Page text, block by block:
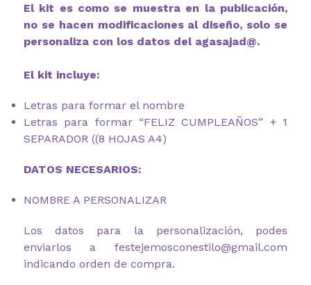
El kit es como se muestra en la publicación,
no se hacen modificaciones al diseño, solo se
personaliza con los datos del agasajad@.
El kit incluye:
Letras para formar el nombre
Letras para formar “FELIZ CUMPLEAÑOS” + 1
SEPARADOR ((8 HOJAS A4)
DATOS NECESARIOS:
NOMBRE A PERSONALIZAR
Los datos para la personalización, podes
enviarlos a festejemosconestilo@gmail.com
indicando orden de compra.